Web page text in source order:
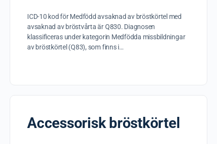
ICD-10 kod för Medfödd avsaknad av bröstkörtel med
avsaknad av bröstvårta är Q830. Diagnosen
klassificeras under kategorin Medfödda missbildningar
av bröstkörtel (Q83), som finns i…
Accessorisk bröstkörtel